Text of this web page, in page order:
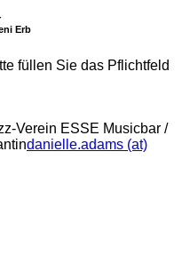
Verein ESSE Musicbar /
danielle.adams (at)
Erb
füllen Sie das Pflichtfeld